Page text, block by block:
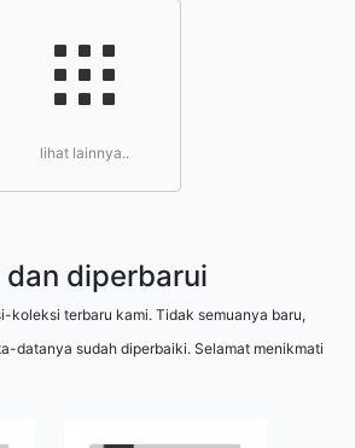
lihat lainnya..
dan diperbarui
koleksi terbaru kami. Tidak semuanya baru,
datanya sudah diperbaiki. Selamat menikmati